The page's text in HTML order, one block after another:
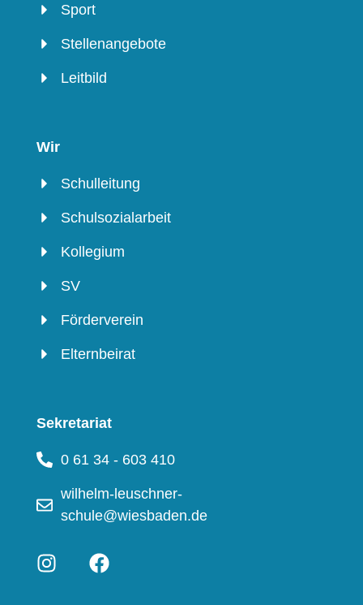
Sport
Stellenangebote
Leitbild
Wir
Schulleitung
Schulsozialarbeit
Kollegium
SV
Förderverein
Elternbeirat
Sekretariat
0 61 34 - 603 410
wilhelm-leuschner-
schule@wiesbaden.de